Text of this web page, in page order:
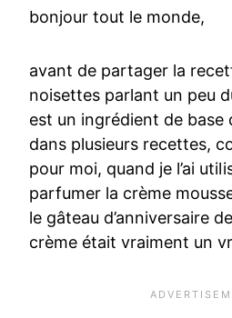
bonjour tout le monde,
avant de partager la
noisettes parlant un peu
est un ingrédient de base
dans plusieurs recettes,
pour moi, quand je l’ai
parfumer la crème
le gâteau d’anniversaire
crème était vraiment un